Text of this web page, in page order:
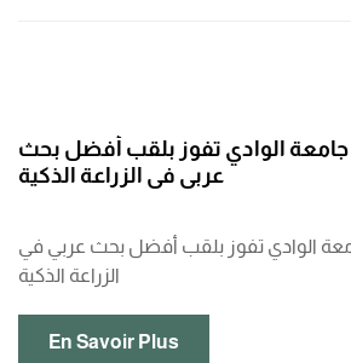
جامعة الوادي تفوز بلقب أفضل بحث
عربي في الزراعة الذكية
الوادي تفوز بلقب أفضل بحث عربي في
الزراعة الذكية
En Savoir Plus